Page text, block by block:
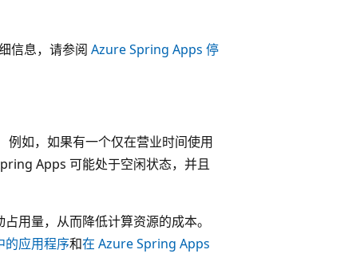
信息，请参阅 Azure Spring Apps 停
如，如果有一个仅在营业时间使用
Apps 可能处于空闲状态，并且
用量，从而降低计算资源的成本。
的应用程序和在 Azure Spring Apps